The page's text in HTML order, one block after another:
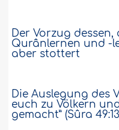
Der Vorzug dessen,
Qurânlernen und -
aber stottert
Die Auslegung des
euch zu Völkern
gemacht” (Sûra